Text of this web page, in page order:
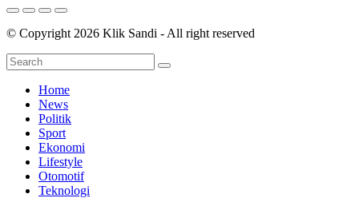
© Copyright 2026 Klik Sandi - All right reserved
Home
News
Politik
Sport
Ekonomi
Lifestyle
Otomotif
Teknologi